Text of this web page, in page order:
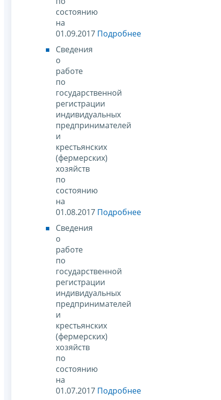
состоянию
на
01.09.2017 Подробнее
Сведения
о
работе
по
государственной
регистрации
индивидуальных
предпринимателей
и
крестьянских
(фермерских)
хозяйств
по
состоянию
на
01.08.2017 Подробнее
Сведения
о
работе
по
государственной
регистрации
индивидуальных
предпринимателей
и
крестьянских
(фермерских)
хозяйств
по
состоянию
на
01.07.2017 Подробнее